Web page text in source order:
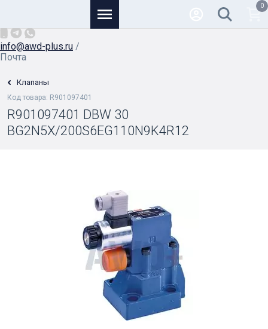
info@awd-plus.ru /
Почта
0
Клапаны
Код товара: R901097401
R901097401 DBW 30
BG2N5X/200S6EG110N9K4R12